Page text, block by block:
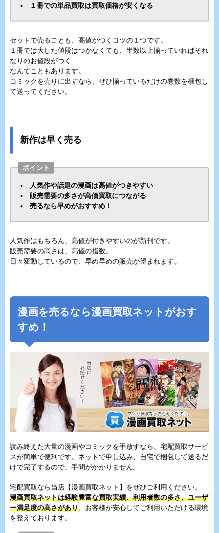
１冊での単品買取は買取価格が安くなる
セットで売ることも、高値がつくコツの１つです。
１冊では大した値段はつかなくても、半数以上揃っていればそれ
なりのお値段がつく
なんてこともあります。
コミックを売りに出すなら、ぜひ揃っているだけの巻数を梱包し
て送ってください。
新作は早く売る
ポイント
人気作や話題の漫画は高値がつきやすい
販売需要の多さが高価買取につながる
売るなら早めがおすすめ！
人気作はもちろん、高値が付きやすいのが新刊です。
販売需要の高さは、高値の指数。
日々変動しているので、早め早めの販売が望まれます。
漫画を売るなら漫画買取ネットがおす
すめ！
読み終えた大量の漫画やコミックを手放すなら、宅配買取サービ
スが簡単で便利です。ネットで申し込み、自宅で梱包して送るだ
けで完了するので、手間がかかりません。
宅配買取なら当店【漫画買取ネット】をぜひご利用ください。
漫画買取ネットは経験豊富な買取実績、利用者数の多さ、ユーザ
ー満足度の高さがあり、お客様が安心してご利用いただける環境
を整えております。